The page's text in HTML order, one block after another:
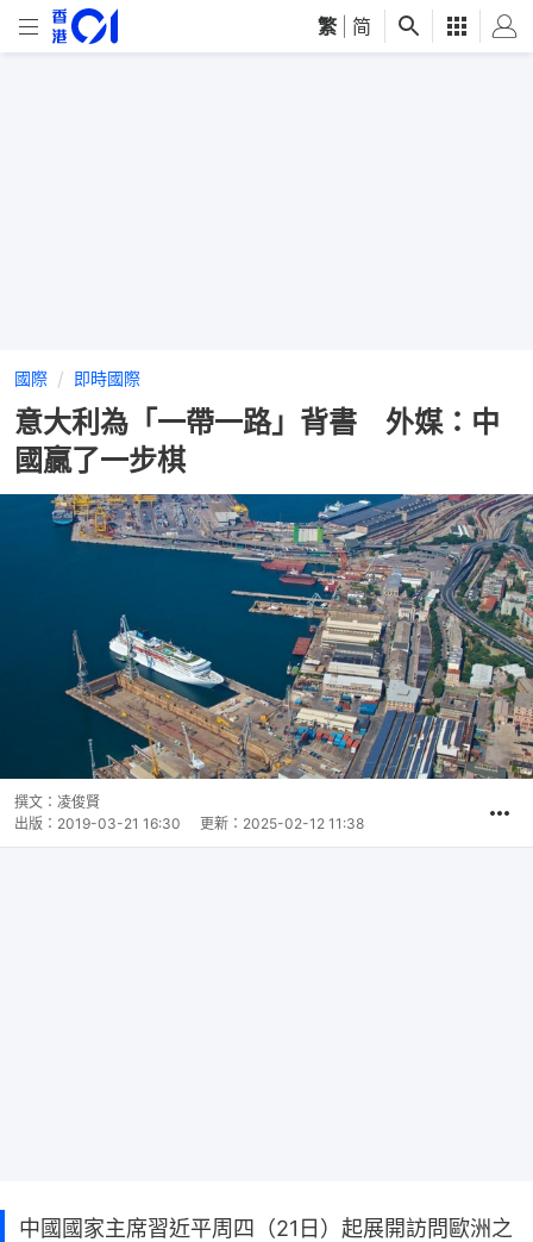
繁 简
國際 即時國際
意大利為「一帶一路」背書 外媒：中
國贏了一步棋
撰文： 凌俊賢
出版： 2019-03-21 16:30 更新： 2025-02-12 11:38
中國國家主席習近平周四（21日）起展開訪問歐洲之